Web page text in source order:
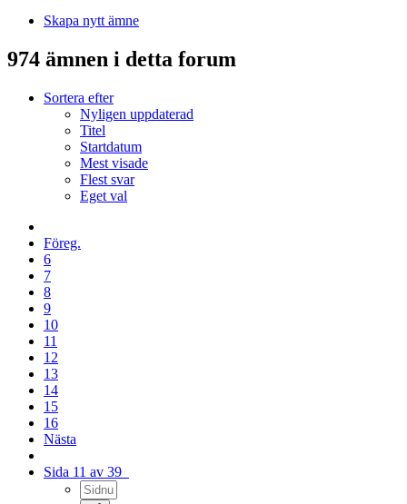
Skapa nytt ämne
974 ämnen i detta forum
Sortera efter
Nyligen uppdaterad
Titel
Startdatum
Mest visade
Flest svar
Eget val
Föreg.
6
7
8
9
10
11
12
13
14
15
16
Nästa
Sida 11 av 39